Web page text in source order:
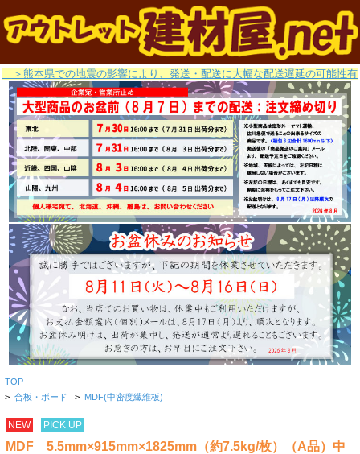
＞熊本県での地震の影響により、発送・配送に大幅な配送遅延の可能性有
TOP
> 合板・ボード > MDF(中密度繊維板)
NEW PICK UP
MDF 5.5mm×915mm×1825mm（約7.5kg/枚）（A品）中